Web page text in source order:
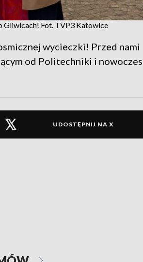
Gliwicach! Fot. TVP3 Katowice
wycieczki! Przed nami
od Politechniki i
UDOSTĘPNIJ NA X